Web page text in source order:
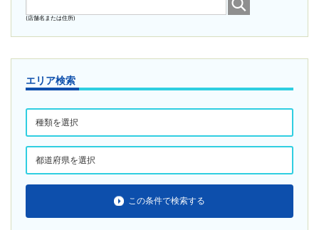
(店舗名または住所)
エリア検索
この条件で検索する